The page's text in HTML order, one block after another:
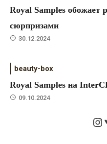
Royal Samples обожает
сюрпризами
30.12.2024
beauty-box
Royal Samples на
09.10.2024